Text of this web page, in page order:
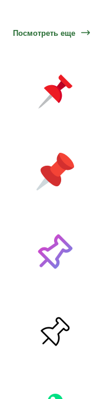
Посмотреть еще